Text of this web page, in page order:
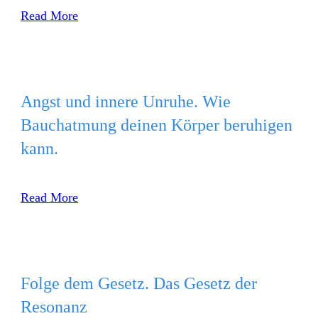
Read More
Angst und innere Unruhe. Wie
Bauchatmung deinen Körper beruhigen
kann.
Read More
Folge dem Gesetz. Das Gesetz der
Resonanz